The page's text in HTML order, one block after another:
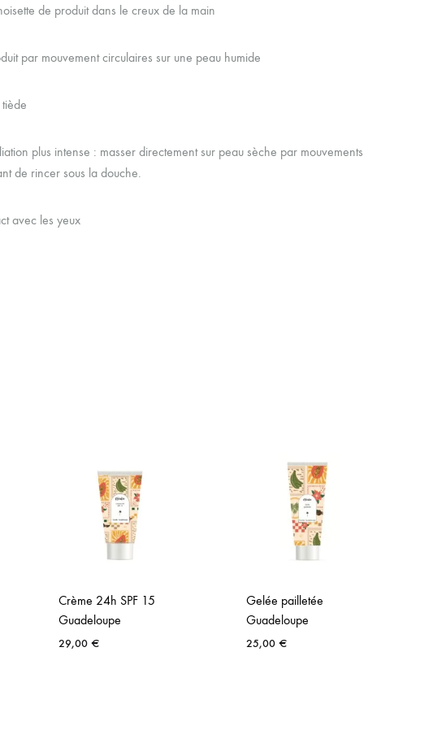
de produit dans le creux de la main
par mouvement circulaires sur une peau humide
plus intense : masser directement sur peau sèche par mouvements
de rincer sous la douche.
avec les yeux
Crème 24h SPF 15
Guadeloupe
29,00 €
Gelée pailletée
Guadeloupe
25,00 €